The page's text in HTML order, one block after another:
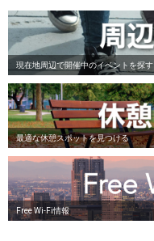
現在地周辺で開催中のイベントを探す
最適な休憩スポットを見つける
Free Wi-Fi情報